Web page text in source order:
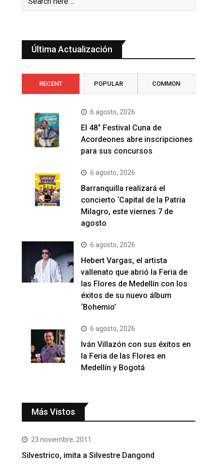
Última Actualización
RECENT POPULAR COMMON
6 agosto, 2026
El 48° Festival Cuna de
Acordeones abre inscripciones
para sus concursos
6 agosto, 2026
Barranquilla realizará el
concierto ‘Capital de la Patria
Milagro, este viernes 7 de
agosto
6 agosto, 2026
Hebert Vargas, el artista
vallenato que abrió la Feria de
las Flores de Medellín con los
éxitos de su nuevo álbum
‘Bohemio’
6 agosto, 2026
Iván Villazón con sus éxitos en
la Feria de las Flores en
Medellín y Bogotá
Más Vistos
23 noviembre, 2011
Silvestrico, imita a Silvestre Dangond